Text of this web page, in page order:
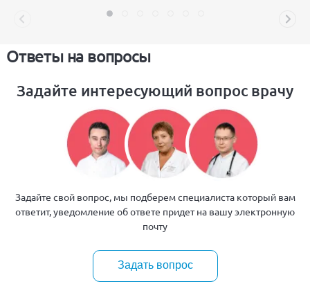
Ответы на вопросы
Задайте интересующий вопрос врачу
Задайте свой вопрос, мы подберем специалиста который вам
ответит, уведомление об ответе придет на вашу электронную
почту
Задать вопрос